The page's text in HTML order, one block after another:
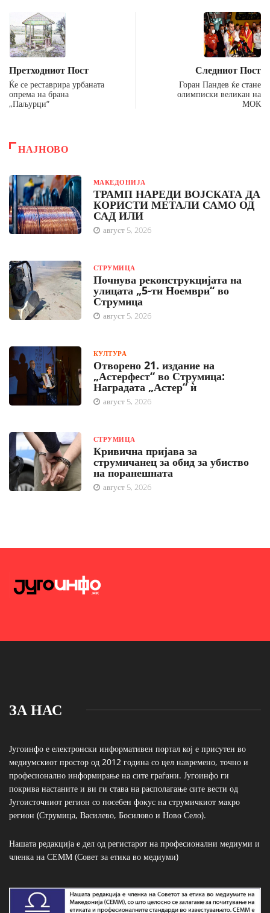
Претходниот Пост
Ќе се реставрира урбаната
опрема на брана
„Паљурци“
Следниот Пост
Горан Пандев ќе стане
олимписки великан на
МОК
НАЈНОВО
МАКЕДОНИЈА
ТРАМП НАРЕДИ ВОЈСКАТА ДА
КОРИСТИ МЕТАЛИ САМО ОД
САД ИЛИ
август 5, 2026
СТРУМИЦА
Почнува реконструкцијата на
улицата „5-ти Ноември“ во
Струмица
август 5, 2026
КУЛТУРА
Отворено 21. издание на
„Астерфест“ во Струмица:
Наградата „Астер“ ѝ
август 5, 2026
СТРУМИЦА
Кривична пријава за
струмичанец за обид за убиство
на поранешната
август 5, 2026
ЗА НАС
Југоинфо е електронски информативен портал кој е присутен во
медиумскиот простор од 2012 година со цел навремено, точно и
професионално информирање на сите граѓани. Југоинфо ги
покрива настаните и ви ги става на располагање сите вести од
Југоисточниот регион со посебен фокус на струмичкиот макро
регион (Струмица, Василево, Босилово и Ново Село).
Нашата редакција е дел од регистарот на професионални медиуми и
членка на СЕММ (Совет за етика во медиуми)